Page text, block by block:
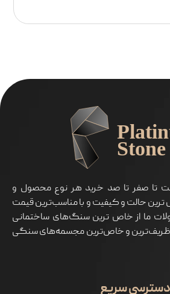
تا صفر تا صد خرید هر نوع محصول و
حالت و کیفیت و با مناسب‌ترین قیمت
ما از خاص ترین سنگ‌های ساختمانی
ظریف‌ترین و خاص‌ترین مجسمه‌های سنگی
دسترسی سریع